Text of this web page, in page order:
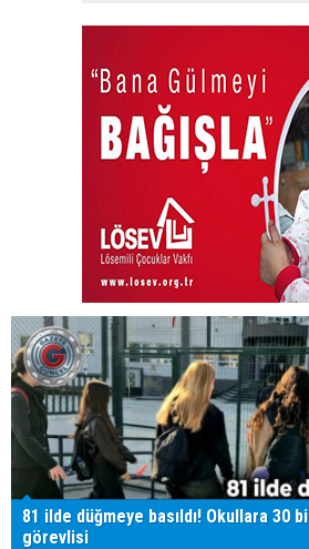
81 ilde düğmeye basıldı! Okullara 30
görevlisi